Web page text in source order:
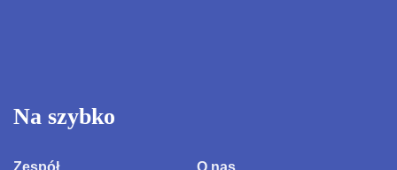
Na szybko
Zespół O nas